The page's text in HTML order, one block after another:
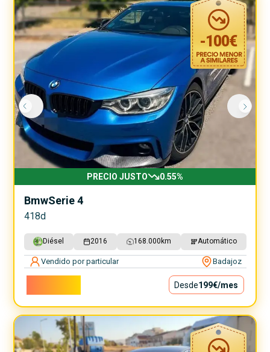
-100€
PRECIO JUSTO 0.55%
BmwSerie 4
418d
Diésel 2016 168.000 km Automático
Vendido por particular Badajoz
Desde199€/mes